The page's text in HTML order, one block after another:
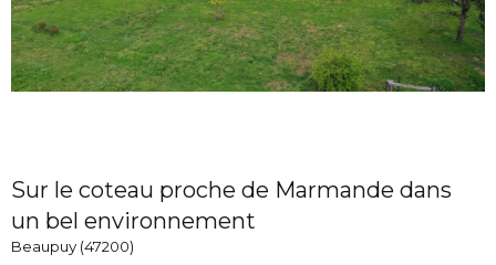
Sur le coteau proche de Marmande dans
un bel environnement
Beaupuy (47200)